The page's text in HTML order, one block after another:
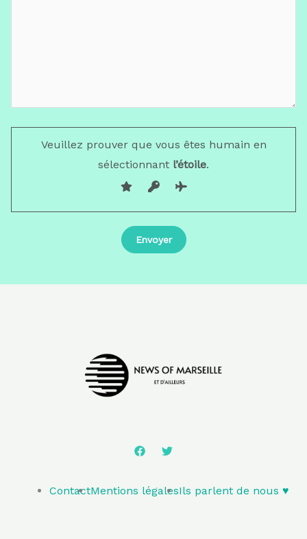
Veuillez prouver que vous êtes humain en
sélectionnant l’étoile.
ContactMentions légalesIls parlent de nous ♥️